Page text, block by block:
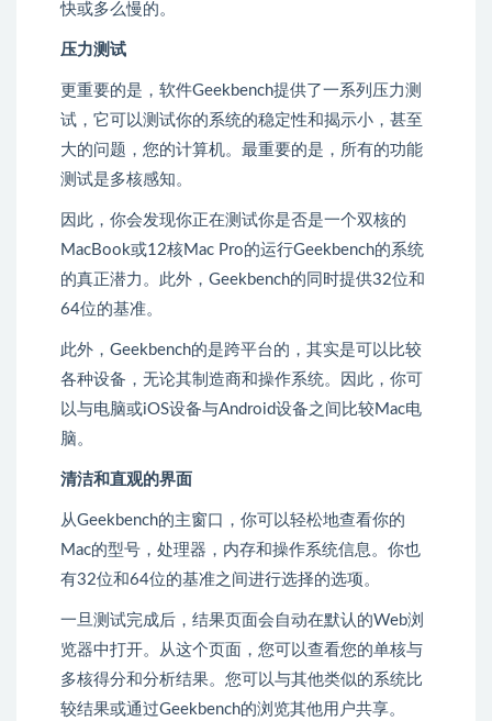
快或多么慢的。
压力测试
更重要的是，软件Geekbench提供了一系列压力测
试，它可以测试你的系统的稳定性和揭示小，甚至
大的问题，您的计算机。最重要的是，所有的功能
测试是多核感知。
因此，你会发现你正在测试你是否是一个双核的
MacBook或12核Mac Pro的运行Geekbench的系统
的真正潜力。此外，Geekbench的同时提供32位和
64位的基准。
此外，Geekbench的是跨平台的，其实是可以比较
各种设备，无论其制造商和操作系统。因此，你可
以与电脑或iOS设备与Android设备之间比较Mac电
脑。
清洁和直观的界面
从Geekbench的主窗口，你可以轻松地查看你的
Mac的型号，处理器，内存和操作系统信息。你也
有32位和64位的基准之间进行选择的选项。
一旦测试完成后，结果页面会自动在默认的Web浏
览器中打开。从这个页面，您可以查看您的单核与
多核得分和分析结果。您可以与其他类似的系统比
较结果或通过Geekbench的浏览其他用户共享。